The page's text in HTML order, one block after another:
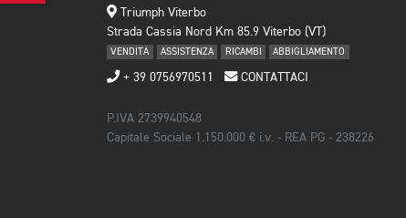
Triumph Viterbo
Strada Cassia Nord Km 85.9 Viterbo (VT)
VENDITA ASSISTENZA RICAMBI ABBIGLIAMENTO
+ 39 0756970511 CONTATTACI
P.IVA 2739940548
Capitale Sociale 1.150.000 € i.v. - REA PG - 238226